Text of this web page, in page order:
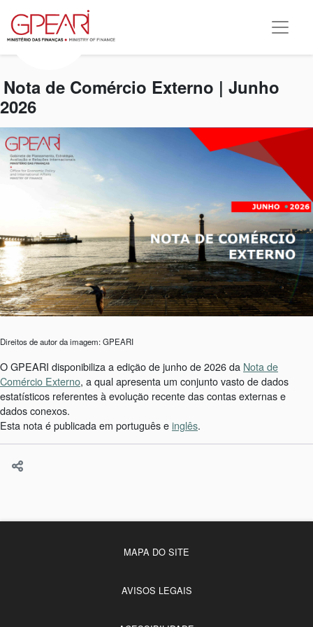
Nota de Comércio Externo | Junho
2026
Direitos de autor da imagem: GPEARI
O GPEARI disponibiliza a edição de junho de 2026 da Nota de
Comércio Externo, a qual apresenta um conjunto vasto de dados
estatísticos referentes à evolução recente das contas externas e
dados conexos.
Esta nota é publicada em português einglês.
MAPA DO SITE
AVISOS LEGAIS